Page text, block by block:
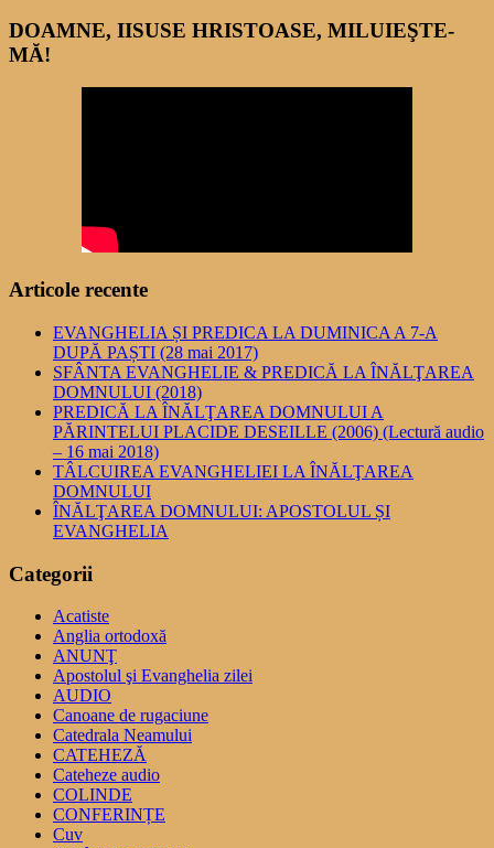
DOAMNE, IISUSE HRISTOASE, MILUIEŞTE-
MĂ!
Articole recente
EVANGHELIA ȘI PREDICA LA DUMINICA A 7-A
DUPĂ PAȘTI (28 mai 2017)
SFÂNTA EVANGHELIE & PREDICĂ LA ÎNĂLŢAREA
DOMNULUI (2018)
PREDICĂ LA ÎNĂLŢAREA DOMNULUI A
PĂRINTELUI PLACIDE DESEILLE (2006) (Lectură audio
– 16 mai 2018)
TÂLCUIREA EVANGHELIEI LA ÎNĂLŢAREA
DOMNULUI
ÎNĂLŢAREA DOMNULUI: APOSTOLUL ȘI
EVANGHELIA
Categorii
Acatiste
Anglia ortodoxă
ANUNŢ
Apostolul şi Evanghelia zilei
AUDIO
Canoane de rugaciune
Catedrala Neamului
CATEHEZĂ
Cateheze audio
COLINDE
CONFERINȚE
Cuv